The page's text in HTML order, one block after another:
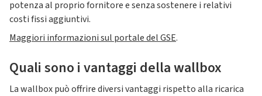
potenza al proprio fornitore e senza sostenere i relativi
costi fissi aggiuntivi.
Maggiori informazioni sul portale del GSE.
Quali sono i vantaggi della wallbox
La wallbox può offrire diversi vantaggi rispetto alla ricarica